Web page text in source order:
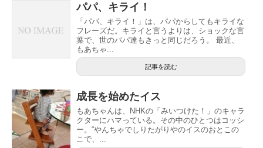
パパ、キライ！
「パパ、キライ！」は、パパからしてもキライな
フレーズだ。キライと言うよりは、ショックな言
葉で、世のパパ達もきっと同じだろう。 最近、
もあちゃ...
記事を読む
成長を始めたイス
もあちゃんは、NHKの「みいつけた！」のキャラ
クターにハマっている。その中のひとつはコッシ
ー。“やんちゃでしりたがりやのイスのおとこの
こで、...